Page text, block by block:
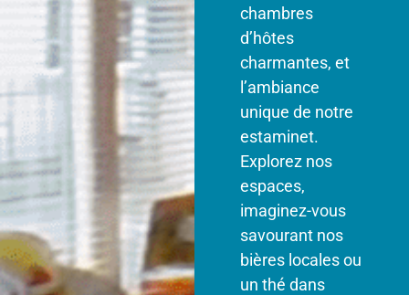
chambres
d’hôtes
charmantes, et
l’ambiance
unique de notre
estaminet.
Explorez nos
espaces,
imaginez-vous
savourant nos
bières locales ou
un thé dans